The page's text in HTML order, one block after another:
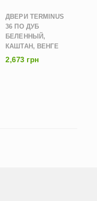
ДВЕРИ TERMINUS
36 ПО ДУБ
БЕЛЕННЫЙ,
КАШТАН, ВЕНГЕ
2,673 грн